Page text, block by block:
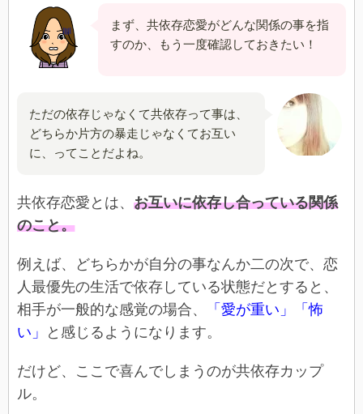
まず、共依存恋愛がどんな関係の事を指
すのか、もう一度確認しておきたい！
ただの依存じゃなくて共依存って事は、
どちらか片方の暴走じゃなくてお互い
に、ってことだよね。
共依存恋愛とは、 お互いに依存し合っている関係
のこと。
例えば、どちらかが自分の事なんか二の次で、恋
人最優先の生活で依存している状態だとすると、
相手が一般的な感覚の場合、
「愛が重い」「怖
い」
と感じるようになります。
だけど、ここで喜んでしまうのが共依存カップ
ル。